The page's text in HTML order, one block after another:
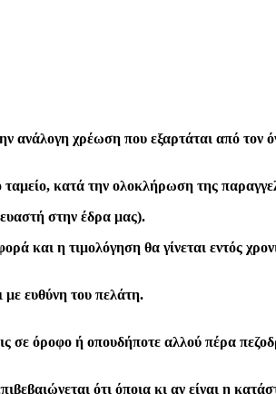
ανάλογη χρέωση που εξαρτάται από τον
κατά την ολοκλήρωση της
στην έδρα μας).
και η τιμολόγηση θα γίνεται εντός
με ευθύνη του πελάτη.
σε όροφο ή οπουδήποτε αλλού πέρα
ότι όποια κι αν είναι η